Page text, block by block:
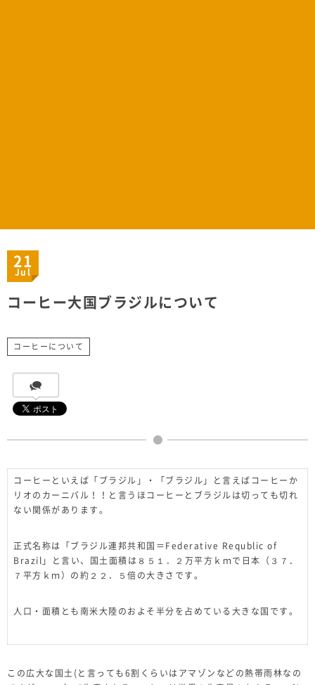
21
Jul
コーヒー大国ブラジルについて
コーヒーについて
コーヒーといえば「ブラジル」・「ブラジル」と言えばコーヒーか
リオのカーニバル！！と言うほコーヒーとブラジルは切っても切れ
ない関係があります。
正式名称は「ブラジル連邦共和国＝Federative Requblic of
Brazil」と言い、国土面積は８５１．２万平方ｋｍで日本（３７．
７平方ｋｍ）の約２２．５倍の大きさです。
人口・面積とも南米大陸のおよそ半分を占めている大きな国です。
この広大な国土(と言っても6割くらいはアマゾンなどの熱帯雨林なの